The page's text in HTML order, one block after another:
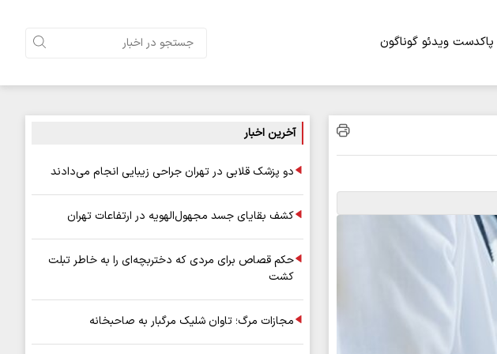
پاکدست ویدئو گوناگون
آخرین اخبار
دو پزشک قلابی در تهران جراحی زیبایی انجام می‌دادند
کشف بقایای جسد مجهول‌الهویه در ارتفاعات تهران
حکم قصاص برای مردی که دختربچه‌ای را به خاطر تبلت
کشت
مجازات مرگ؛ تاوان شلیک مرگبار به صاحبخانه